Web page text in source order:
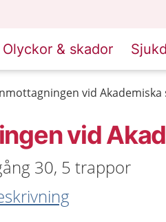
Olyckor & skador
vid Akademiska
vid
30, 5 trappor